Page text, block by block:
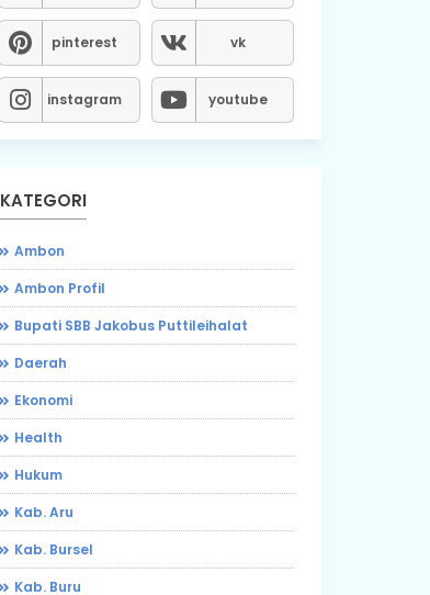
pinterest vk
instagram youtube
KATEGORI
Ambon
Ambon Profil
Bupati SBB Jakobus Puttileihalat
Daerah
Ekonomi
Health
Hukum
Kab. Aru
Kab. Bursel
Kab. Buru